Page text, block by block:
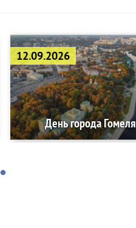
12.09.2026
День города Гомеля